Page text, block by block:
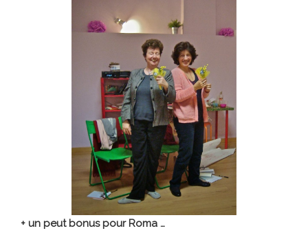
+ un peut bonus pour Roma …